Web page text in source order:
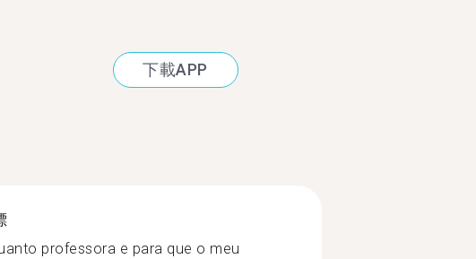
下載APP
professora e para que o meu